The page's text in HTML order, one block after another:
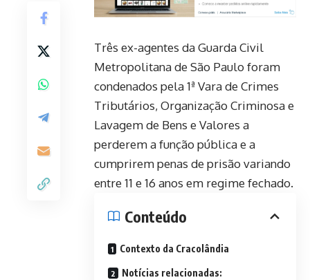
Três ex-agentes da Guarda Civil
Metropolitana de São Paulo foram
condenados pela 1ª Vara de Crimes
Tributários, Organização Criminosa e
Lavagem de Bens e Valores a
perderem a função pública e a
cumprirem penas de prisão variando
entre 11 e 16 anos em regime fechado.
Conteúdo
Contexto da Cracolândia
Notícias relacionadas: